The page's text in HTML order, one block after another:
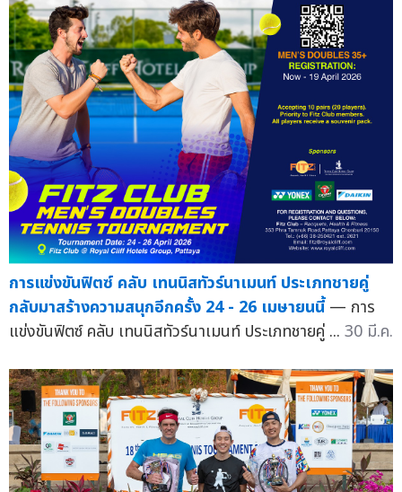
การแข่งขันฟิตซ์ คลับ เทนนิสทัวร์นาเมนท์ ประเภทชายคู่
กลับมาสร้างความสนุกอีกครั้ง 24 - 26 เมษายนนี้ — การ
แข่งขันฟิตซ์ คลับ เทนนิสทัวร์นาเมนท์ ประเภทชายคู่ ... 30 มี.ค.